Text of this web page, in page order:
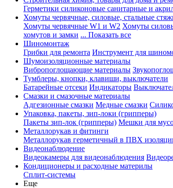
Герметики силиконовые санитарные и
Хомуты червячные, силовые, стальные
Хомуты червячные W1 и W2 Хомуты
хомутов и замки ... Показать все
Шиномонтаж
Грибки для ремонта Инструмент для
Шумоизоляционные материалы
Вибропоглощающие материалы
Тумблеры, кнопки, клавиши, выключатели
Батарейные отсеки Индикаторы
Смазки и смазочные материалы
Адгезионные смазки Медные смазки
Упаковка, пакеты, зип-локи (грипперы)
Пакеты зип-лок (грипперы) Мешки для
Металлорукав и фитинги
Металлорукав герметичный в ПВХ
Видеонаблюдение
Видеокамеры для видеонаблюдения
Кондиционеры и расходные материлы
Сплит-системы
Еще